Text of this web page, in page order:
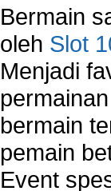
Bermain
oleh Slot
Menjadi
bermain
pemain
Event